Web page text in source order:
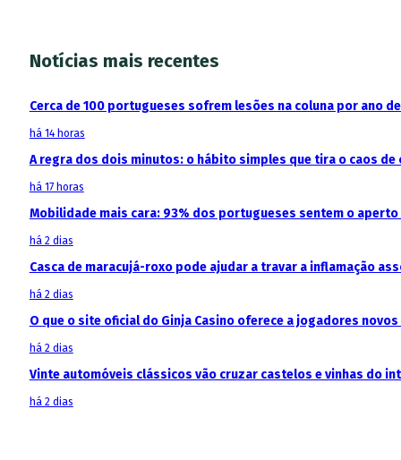
Notícias mais recentes
Cerca de 100 portugueses sofrem lesões na coluna por ano
há 14 horas
A regra dos dois minutos: o hábito simples que tira o caos de
há 17 horas
Mobilidade mais cara: 93% dos portugueses sentem o
há 2 dias
Casca de maracujá-roxo pode ajudar a travar a inflamação
há 2 dias
O que o site oficial do Ginja Casino oferece a jogadores
há 2 dias
Vinte automóveis clássicos vão cruzar castelos e vinhas do
há 2 dias